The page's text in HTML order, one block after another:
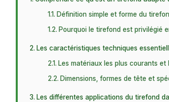
Définition simple et forme du
Pourquoi le tirefond est privilégié
Les caractéristiques techniques
Les matériaux les plus courants
Dimensions, formes de tête et
Les différentes applications du tirefond